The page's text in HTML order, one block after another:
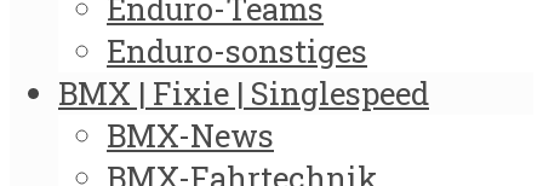
Enduro-sonstiges
BMX | Fixie | Singlespeed
BMX-News
BMX-Fahrtechnik